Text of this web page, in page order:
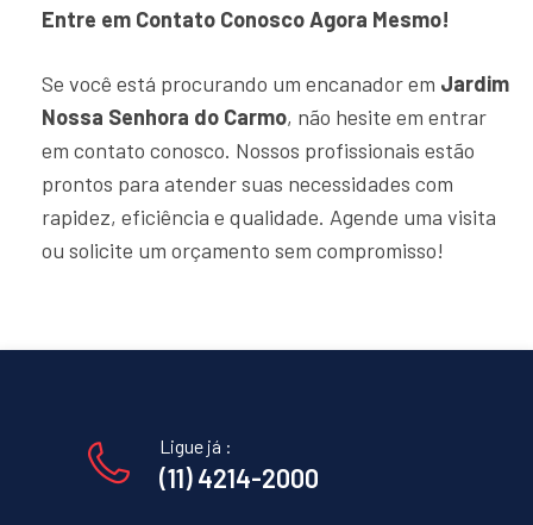
Entre em Contato Conosco Agora Mesmo!
Se você está procurando um encanador em Jardim
Nossa Senhora do Carmo, não hesite em entrar
em contato conosco. Nossos profissionais estão
prontos para atender suas necessidades com
rapidez, eficiência e qualidade. Agende uma visita
ou solicite um orçamento sem compromisso!
Ligue já :
(11) 4214-2000